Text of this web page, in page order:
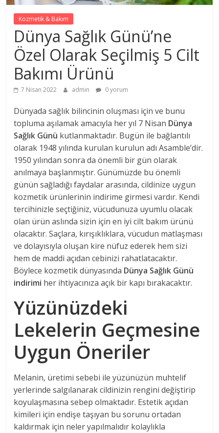
Kozmetik & Bakım
Dünya Sağlık Günü’ne
Özel Olarak Seçilmiş 5 Cilt
Bakımı Ürünü
7 Nisan 2022 admin 0 yorum
Dünyada sağlık bilincinin oluşması için ve bunu
topluma aşılamak amacıyla her yıl 7 Nisan Dünya
Sağlık Günü kutlanmaktadır. Bugün ile bağlantılı
olarak 1948 yılında kurulan kurulun adı Asamble’dir.
1950 yılından sonra da önemli bir gün olarak
anılmaya başlanmıştır. Günümüzde bu önemli
günün sağladığı faydalar arasında, cildinize uygun
kozmetik ürünlerinin indirime girmesi vardır. Kendi
tercihinizle seçtiğiniz, vücudunuza uyumlu olacak
olan ürün aslında sizin için en iyi cilt bakım ürünü
olacaktır. Saçlara, kırışıklıklara, vücudun matlaşması
ve dolayısıyla oluşan kire nüfuz ederek hem sizi
hem de maddi açıdan cebinizi rahatlatacaktır.
Böylece kozmetik dünyasında Dünya Sağlık Günü
indirimi her ihtiyacınıza açık bir kapı bırakacaktır.
Yüzünüzdeki
Lekelerin Geçmesine
Uygun Öneriler
Melanin, üretimi sebebi ile yüzünüzün muhtelif
yerlerinde salgılanarak cildinizin rengini değiştirip
koyulaşmasına sebep olmaktadır. Estetik açıdan
kimileri için endişe taşıyan bu sorunu ortadan
kaldırmak için neler yapılmalıdır kolaylıkla